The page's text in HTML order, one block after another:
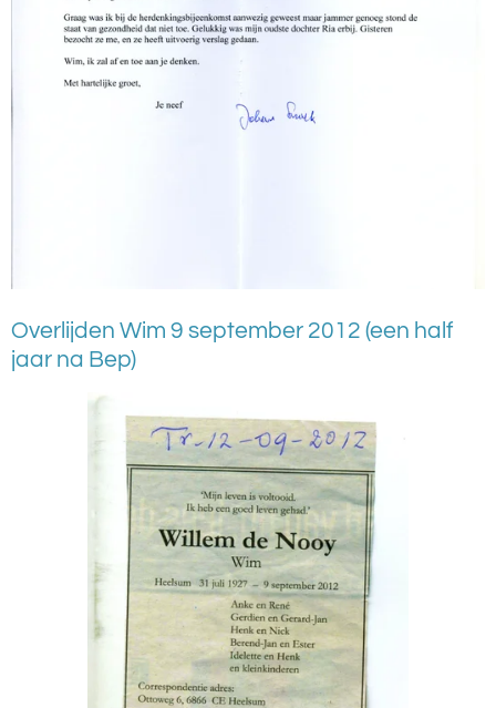
Overlijden Wim 9 september 2012 (een half
jaar na Bep)